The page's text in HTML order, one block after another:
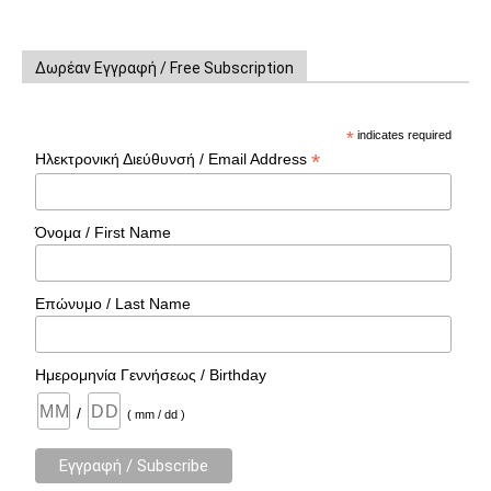
Δωρέαν Εγγραφή / Free Subscription
* indicates required
Ηλεκτρονική Διεύθυνσή / Email Address*
Όνομα / First Name
Επώνυμο / Last Name
Ημερομηνία Γεννήσεως / Birthday
/ ( mm / dd )